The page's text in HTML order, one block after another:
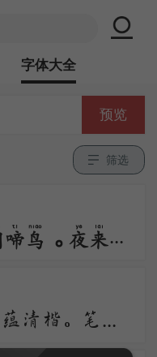
字体大全
预览
筛选
春眠不觉晓，处处闻啼鸟。夜来风雨声，花落知多少。
兰姿，凝砚墨，萌趣蕴清楷。笔落柔含韵，风舒浅带华。